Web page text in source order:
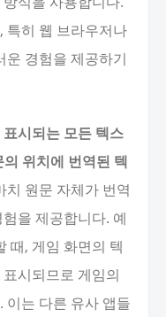
특히 웹 브라우저나
운 경험을 제공하기
시되는 모든 텍스
위치에 번역된 텍
치 원문 자체가 번역
을 제공합니다. 예
때, 게임 화면의 텍
시되므로 게임의
이는 다른 유사 앱들